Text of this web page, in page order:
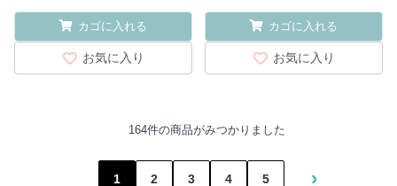
カゴに入れる
お気に入り
カゴに入れる
お気に入り
164件の商品がみつかりました
1 2 3 4 5 ›